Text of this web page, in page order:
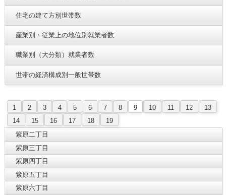
住宅の建て方別世帯数
産業別・従業上の地位別就業者数
職業別（大分類）就業者数
世帯の経済構成別一般世帯数
1 2 3 4 5 6 7 8 9 10 11 12
13
14
15 16 17 18
19
紫原二丁目
紫原三丁目
紫原四丁目
紫原五丁目
紫原六丁目